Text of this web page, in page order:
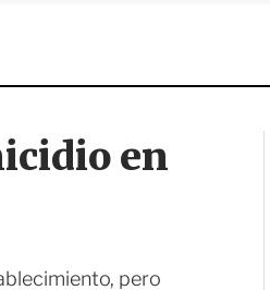
en
pero